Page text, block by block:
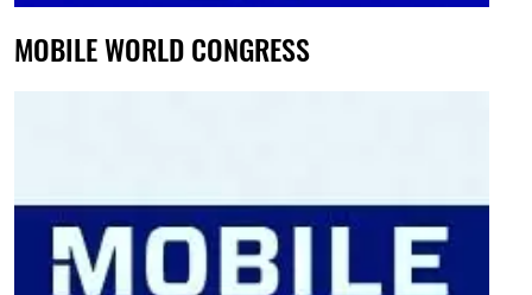
MOBILE WORLD CONGRESS